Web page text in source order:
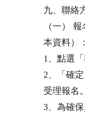
九、聯絡
（一）
本資料）：
1、點選
2、「確
受理報名。
3、為確